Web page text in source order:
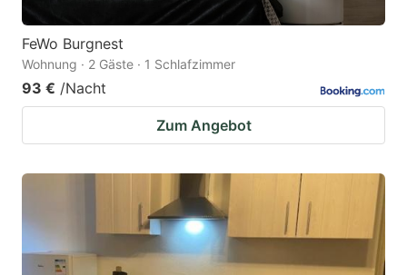
FeWo Burgnest
Wohnung · 2 Gäste · 1 Schlafzimmer
93 € /Nacht
Zum Angebot